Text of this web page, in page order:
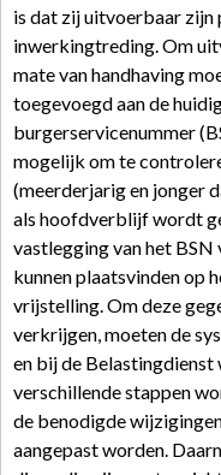
is dat zij uitvoerbaar zijn
inwerkingtreding. Om
mate van handhaving
toegevoegd aan de
burgerservicenummer
mogelijk om te
(meerderjarig en jonger
als hoofdverblijf wordt
vastlegging van het
kunnen plaatsvinden op
vrijstelling. Om deze
verkrijgen, moeten de
en bij de Belastingdienst
verschillende stappen
de benodigde
aangepast worden.